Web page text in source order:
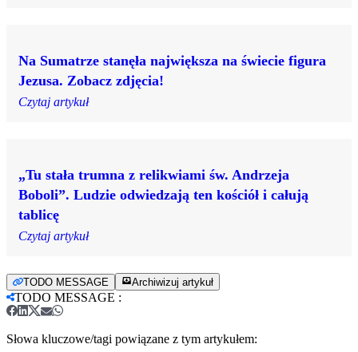
Na Sumatrze stanęła największa na świecie figura
Jezusa. Zobacz zdjęcia!
Czytaj artykuł
„Tu stała trumna z relikwiami św. Andrzeja
Boboli”. Ludzie odwiedzają ten kościół i całują
tablicę
Czytaj artykuł
TODO MESSAGE Archiwizuj artykuł
TODO MESSAGE :
Słowa kluczowe/tagi powiązane z tym artykułem: